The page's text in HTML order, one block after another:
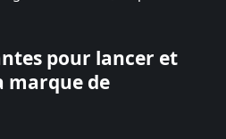
pour lancer et
marque de